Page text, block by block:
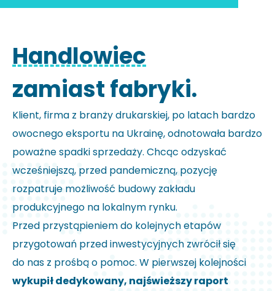
Handlowiec
zamiast fabryki.
Klient, firma z branży drukarskiej, po latach bardzo
owocnego eksportu na Ukrainę, odnotowała bardzo
poważne spadki sprzedaży. Chcąc odzyskać
wcześniejszą, przed pandemiczną, pozycję
rozpatruje możliwość budowy zakładu
produkcyjnego na lokalnym rynku.
Przed przystąpieniem do kolejnych etapów
przygotowań przed inwestycyjnych zwrócił się
do nas z prośbą o pomoc. W pierwszej kolejności
wykupił dedykowany, najświeższy raport